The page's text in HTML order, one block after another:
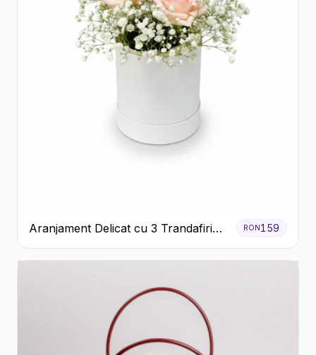
Aranjament Delicat cu 3 Trandafiri
Roz în Cutie Albă
RON 159